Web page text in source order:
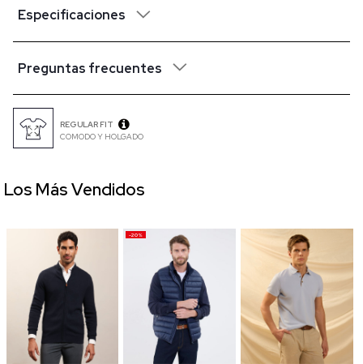
Especificaciones
Preguntas frecuentes
REGULAR FIT
COMODO Y HOLGADO
-20%
Los Más Vendidos